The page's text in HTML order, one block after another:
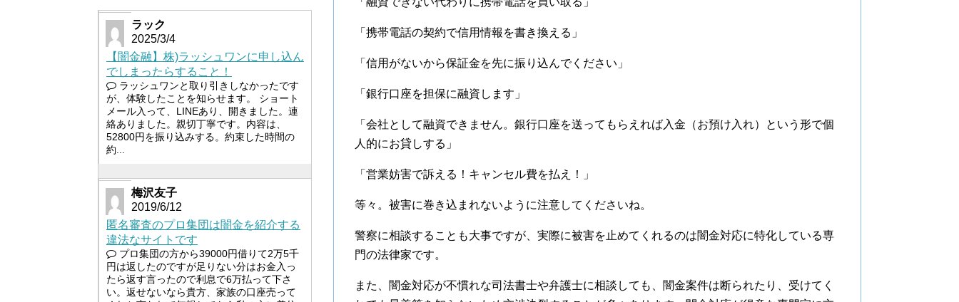
「携帯電話の契約で信用情報を書き換える」
「信用がないから保証金を先に振り込んでください」
「銀行口座を担保に融資します」
「会社として融資できません。銀行口座を送ってもらえれば入金（お預け入れ）という形で個
人的にお貸しする」
「営業妨害で訴える！キャンセル費を払え！」
等々。被害に巻き込まれないように注意してくださいね。
警察に相談することも大事ですが、実際に被害を止めてくれるのは闇金対応に特化している専
門の法律家です。
また、闇金対応が不慣れな司法書士や弁護士に相談しても、闇金案件は断られたり、受けてく
ラック
2025/3/4
【闇金融】株)ラッシュワンに申し込ん
でしまったらすること！
ラッシュワンと取り引きしなかったです
が、体験したことを知らせます。 ショート
メール入って、LINEあり、開きました。連
絡ありました。親切丁寧です。内容は、
52800円を振り込みする。約束した時間の
約...
梅沢友子
2019/6/12
匿名審査のプロ集団は闇金を紹介する
違法なサイトです
プロ集団の方から39000円借りて2万5千
円は返したのですが足りない分はお金入っ
たら返す言ったので利息で6万払って下さ
い。返せないなら貴方、家族の口座売って